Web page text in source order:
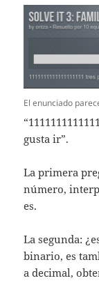
El enunciado
gusta ir”.
La primera
número,
es.
La segunda:
binario, es
a decimal,